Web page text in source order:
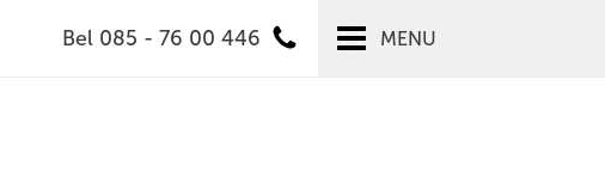
Bel 085 - 76 00 446 MENU